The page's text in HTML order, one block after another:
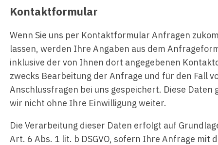
Kontaktformular
Wenn Sie uns per Kontaktformular Anfragen
lassen, werden Ihre Angaben aus dem
inklusive der von Ihnen dort angegebenen
zwecks Bearbeitung der Anfrage und für den Fall
Anschlussfragen bei uns gespeichert. Diese Daten
wir nicht ohne Ihre Einwilligung weiter.
Die Verarbeitung dieser Daten erfolgt auf
Art. 6 Abs. 1 lit. b DSGVO, sofern Ihre Anfrage mit